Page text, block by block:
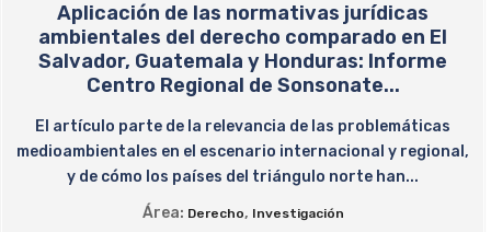
Aplicación de las normativas jurídicas
ambientales del derecho comparado en El
Salvador, Guatemala y Honduras: Informe
Centro Regional de Sonsonate...
El artículo parte de la relevancia de las problemáticas
medioambientales en el escenario internacional y regional,
y de cómo los países del triángulo norte han...
Área: Derecho, Investigación